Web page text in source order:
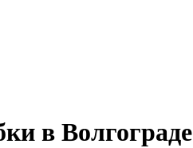
в Волгограде